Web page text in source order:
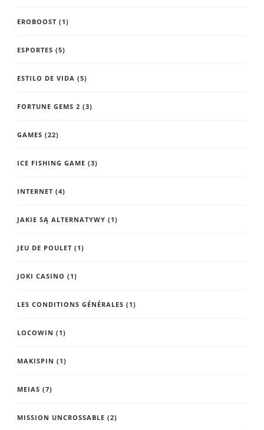
EROBOOST (1)
ESPORTES (5)
ESTILO DE VIDA (5)
FORTUNE GEMS 2 (3)
GAMES (22)
ICE FISHING GAME (3)
INTERNET (4)
JAKIE SĄ ALTERNATYWY (1)
JEU DE POULET (1)
JOKI CASINO (1)
LES CONDITIONS GÉNÉRALES (1)
LOCOWIN (1)
MAKISPIN (1)
MEIAS (7)
MISSION UNCROSSABLE (2)